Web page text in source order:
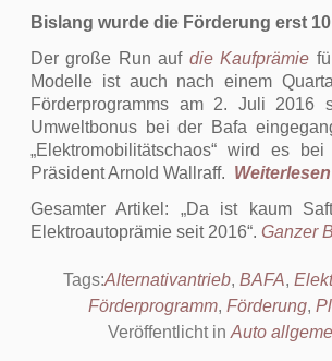
Bislang wurde die Förderung erst
Der große Run auf die Kaufprämie
Modelle ist auch nach einem
Förderprogramms am 2. Juli 2016
Umweltbonus bei der Bafa
„Elektromobilitätschaos“ wird es
Präsident Arnold Wallraff. Weiterlesen
Gesamter Artikel:
Da ist kaum
Elektroautoprämie seit 2016 . Ganzer
Tags:Alternativantrieb, BAFA,
Förderprogramm, Förderung,
Veröffentlicht in Auto